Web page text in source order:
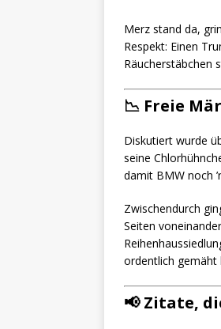
Merz stand da,
Respekt: Einen
Räucherstäbchen
📉 Freie
Diskutiert wurde
seine
damit BMW noch
Zwischendurch
Seiten
ordentlich gemäht
📢Zitate,